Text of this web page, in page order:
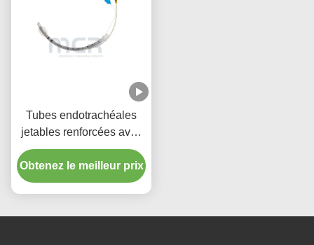
Tubes endotrachéales
jetables renforcées avec
port d'aspiration micro-
mince menotté en PU
Obtenez le meilleur prix